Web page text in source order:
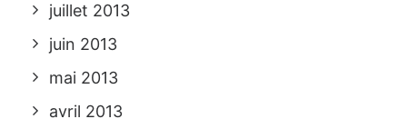
juillet 2013
juin 2013
mai 2013
avril 2013